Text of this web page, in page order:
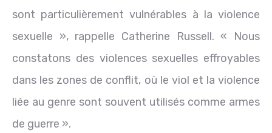
sont particulièrement vulnérables à la violence
sexuelle », rappelle Catherine Russell. « Nous
constatons des violences sexuelles effroyables
dans les zones de conflit, où le viol et la violence
liée au genre sont souvent utilisés comme armes
de guerre ».